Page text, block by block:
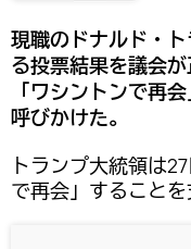
現職のドナルド・
る投票結果を議会
「ワシントンで再
呼びかけた。
トランプ大統領は
で再会」することを